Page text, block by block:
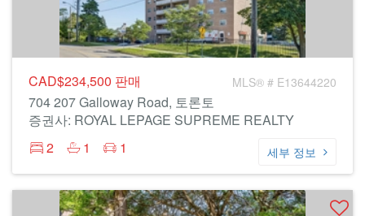
CAD$234,500 판매 MLS® # E13644220
704 207 Galloway Road, 토론토
증권사: ROYAL LEPAGE SUPREME REALTY
2
1 1 세부 정보